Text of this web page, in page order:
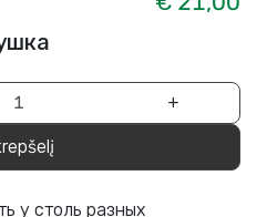
+
у столь разных